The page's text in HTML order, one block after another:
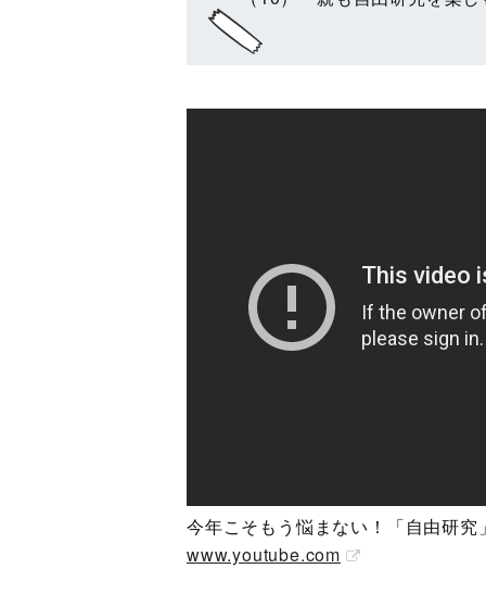
今年こそもう悩まない！「自由研
www.youtube.com